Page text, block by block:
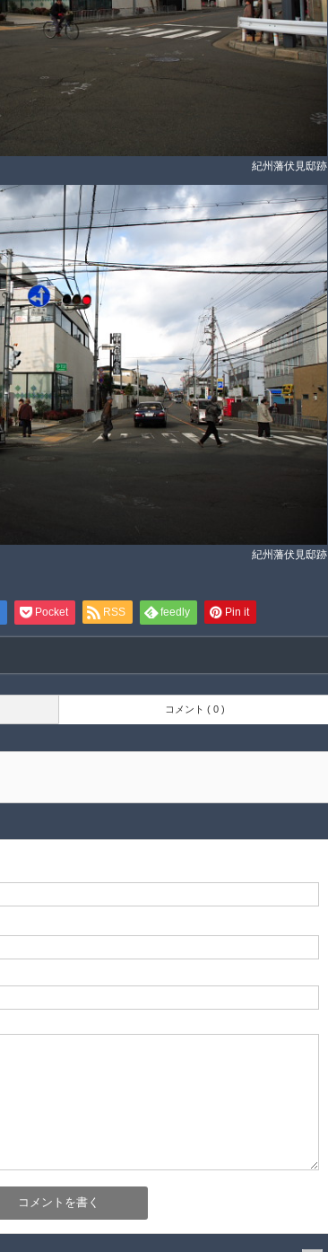
紀州藩伏見邸跡
紀州藩伏見邸跡
Pocket RSS feedly Pin it
コメント ( 0 )